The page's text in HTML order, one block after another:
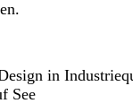
in
See